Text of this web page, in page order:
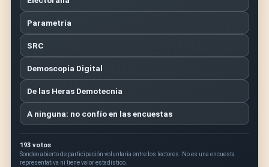
Parametría
SRC
Demoscopia Digital
De las Heras Demotecnia
A ninguna: no confío en las encuestas
193 votos
Sondeo abierto de participación voluntaria entre los lectores. No es una encuesta
representativa ni tiene valor estadístico.